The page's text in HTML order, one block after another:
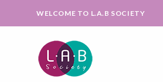
WELCOME TO L.A.B SOCIETY